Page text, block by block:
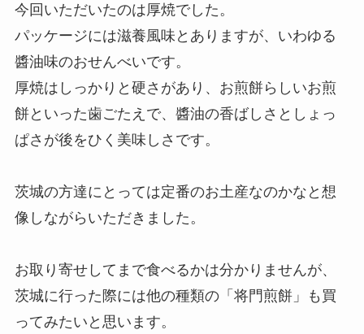
今回いただいたのは厚焼でした。
パッケージには滋養風味とありますが、いわゆる
醬油味のおせんべいです。
厚焼はしっかりと硬さがあり、お煎餅らしいお煎
餅といった歯ごたえで、醬油の香ばしさとしょっ
ぱさが後をひく美味しさです。
茨城の方達にとっては定番のお土産なのかなと想
像しながらいただきました。
お取り寄せしてまで食べるかは分かりませんが、
茨城に行った際には他の種類の「将門煎餅」も買
ってみたいと思います。